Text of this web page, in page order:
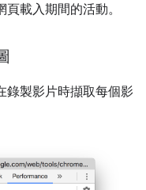
載入期間的活動。
錄製影片時擷取每個影